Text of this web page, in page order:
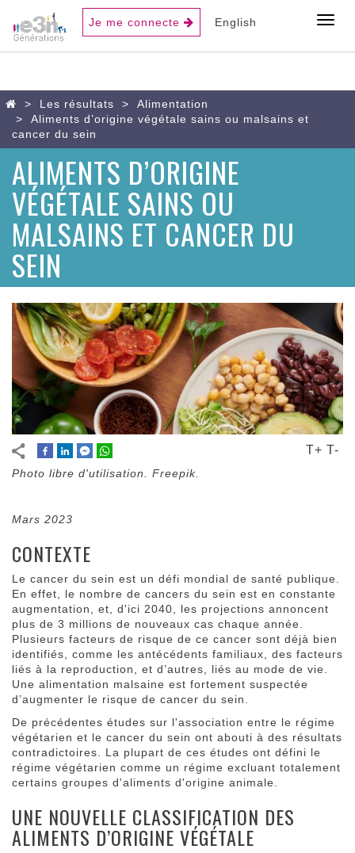
Aller
USER
ACCOUNT
MENU
Je me connecte English
HomeLes résultats
Alimentation
Aliments d’origine végétale sains ou malsains et
cancer du sein
ALIMENTS D’ORIGINE
VÉGÉTALE SAINS OU
MALSAINS ET CANCER DU
SEIN
T+ T-
Photo libre d'utilisation. Freepik.
Mars 2023
CONTEXTE
Le cancer du sein est un défi mondial de santé publique.
En effet, le nombre de cancers du sein est en constante
augmentation, et, d'ici 2040, les projections annoncent
plus de 3 millions de nouveaux cas chaque année.
Plusieurs facteurs de risque de ce cancer sont déjà bien
identifiés, comme les antécédents familiaux, des facteurs
liés à la reproduction, et d’autres, liés au mode de vie.
Une alimentation malsaine est fortement suspectée
d’augmenter le risque de cancer du sein.
De précédentes études sur l'association entre le régime
végétarien et le cancer du sein ont abouti à des résultats
contradictoires. La plupart de ces études ont défini le
régime végétarien comme un régime excluant totalement
certains groupes d'aliments d'origine animale.
UNE NOUVELLE CLASSIFICATION DES
ALIMENTS D’ORIGINE VÉGÉTALE